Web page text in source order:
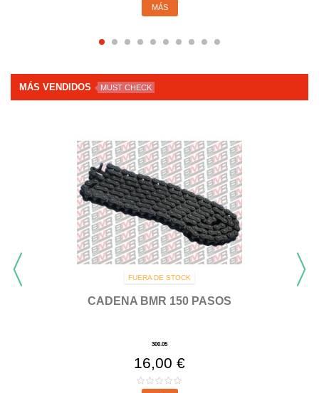
MÁS
MÁS VENDIDOS MUST CHECK
FUERA DE STOCK
CADENA BMR 150 PASOS
300.05
16,00 €